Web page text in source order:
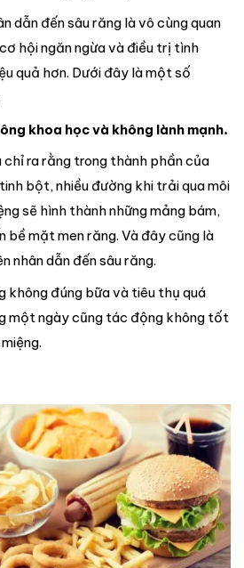
dẫn đến sâu răng là vô cùng quan
hội ngăn ngừa và điều trị tình
quả hơn. Dưới đây là một số
khoa học và không lành mạnh.
chỉ ra rằng trong thành phần của
bột, nhiều đường khi trải qua môi
sẽ hình thành những mảng bám,
bề mặt men răng. Và đây cũng là
nhân dẫn đến sâu răng.
không đúng bữa và tiêu thụ quá
một ngày cũng tác động không tốt